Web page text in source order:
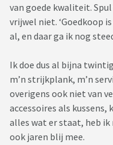
van goede kwaliteit.
vrijwel niet. ‘Goedkoop
al, en daar ga ik nog
Ik doe dus al bijna
m’n strijkplank, m’n
overigens ook niet van
accessoires als kussens,
alles wat er staat, heb ik
ook jaren blij mee.